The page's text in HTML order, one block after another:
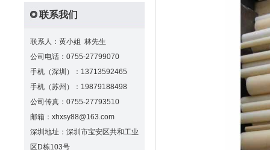
联系我们
联系人：黄小姐 林先生
公司电话：0755-27799070
手机（深圳）：13713592465
手机（苏州）：19879188498
公司传真：0755-27793510
邮箱：xhxsy88@163.com
深圳地址：深圳市宝安区共和工业
区D栋103号